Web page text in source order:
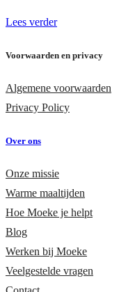
Lees verder
Voorwaarden en privacy
Algemene voorwaarden
Privacy Policy
Over ons
Onze missie
Warme maaltijden
Hoe Moeke je helpt
Blog
Werken bij Moeke
Veelgestelde vragen